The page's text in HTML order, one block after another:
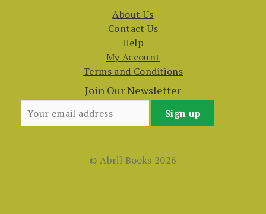
About Us
Contact Us
Help
My Account
Terms and Conditions
Join Our Newsletter
© Abril Books 2026